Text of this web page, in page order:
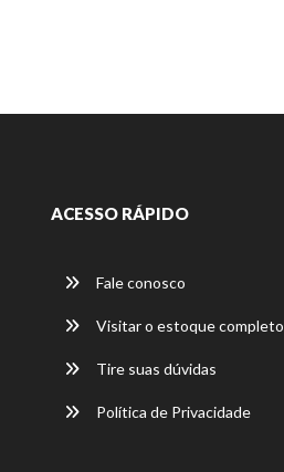
ACESSO RÁPIDO
Fale conosco
Visitar o estoque completo
Tire suas dúvidas
Política de Privacidade